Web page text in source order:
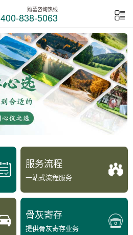
购墓咨询热线
400-838-5063
服务流程
一站式流程服务
骨灰寄存
提供骨灰寄存业务